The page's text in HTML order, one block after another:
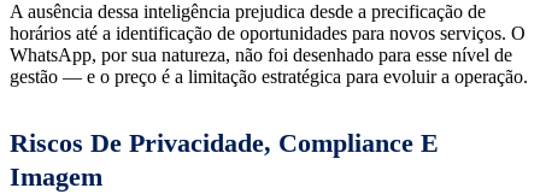
A ausência dessa inteligência prejudica desde a precificação de
horários até a identificação de oportunidades para novos serviços. O
WhatsApp, por sua natureza, não foi desenhado para esse nível de
gestão — e o preço é a limitação estratégica para evoluir a operação.
Riscos De Privacidade, Compliance E
Imagem